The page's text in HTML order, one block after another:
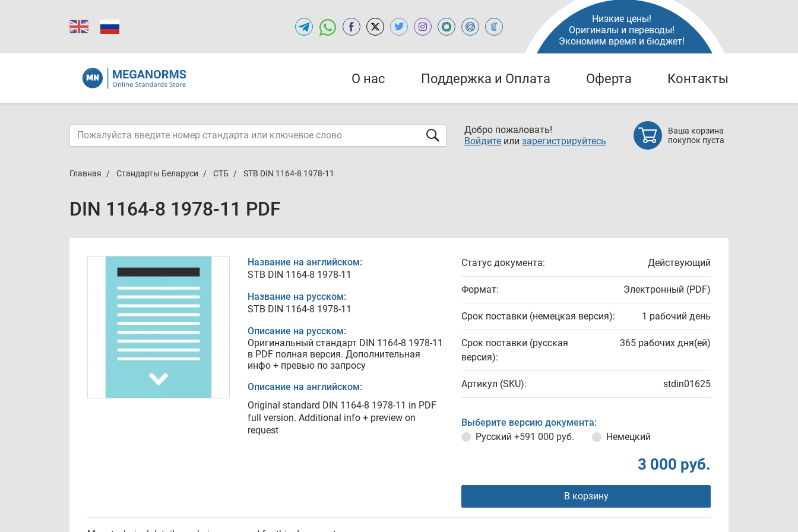
Низкие цены!
Оригиналы и переводы!
Экономим время и бюджет!
О нас Поддержка и Оплата Оферта Контакты
Добро пожаловать!
Войдите или зарегистрируйтесь
Ваша корзина
покупок пуста
Главная Стандарты Беларуси СТБ STB DIN 1164-8 1978-11
DIN 1164-8 1978-11 PDF
Название на английском:
STB DIN 1164-8 1978-11
Название на русском:
STB DIN 1164-8 1978-11
Описание на русском:
Оригинальный стандарт DIN 1164-8 1978-11
в PDF полная версия. Дополнительная
инфо + превью по запросу
Описание на английском:
Original standard DIN 1164-8 1978-11 in PDF
full version. Additional info + preview on
request
Статус документа: Действующий
Формат: Электронный (PDF)
Срок поставки (немецкая версия): 1 рабочий день
Срок поставки (русская
версия):
365 рабочих дня(ей)
Артикул (SKU): stdin01625
Выберите версию документа:
Русский +591 000 руб. Немецкий
3 000 руб.
В корзину